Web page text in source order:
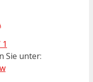
Sie unter: